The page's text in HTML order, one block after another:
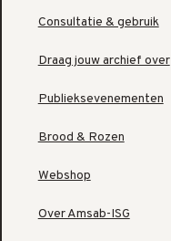
Consultatie & gebruik
Draag jouw archief over
Publieksevenementen
Brood & Rozen
Webshop
Over Amsab-ISG